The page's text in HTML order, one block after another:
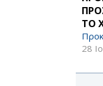
ΤΟ
28